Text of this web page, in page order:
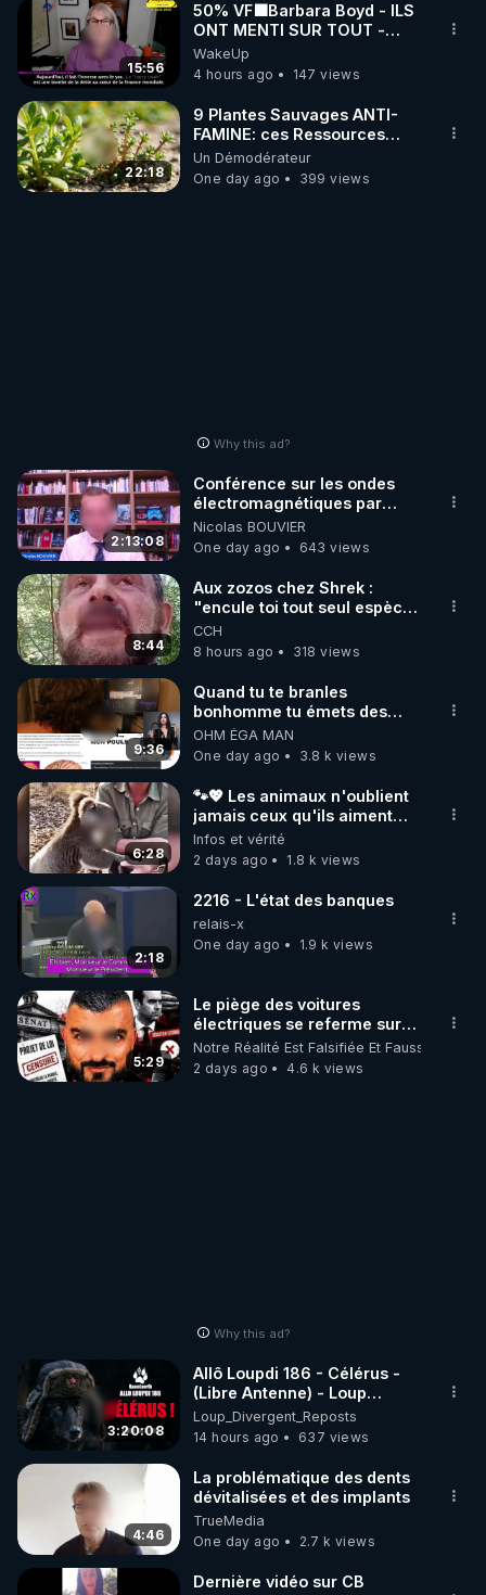
15:56
50% VF🟩Barbara Boyd - ILS
ONT MENTI SUR TOUT -
Jocelyne Traduction
WakeUp
4 hours ago
147 views
22:18
9 Plantes Sauvages ANTI-
FAMINE: ces Ressources
JARDIN&des Haies
Un Démodérateur
One day ago
399 views
Why this ad?
2:13:08
Conférence sur les ondes
électromagnétiques par
Grégoire Caustru et Bart de
Wever !
Nicolas BOUVIER
One day ago
643 views
8:44
Aux zozos chez Shrek :
"encule toi tout seul espèce
de mal polish"
CCH
8 hours ago
318 views
9:36
Quand tu te branles
bonhomme tu émets des
ondes ils ont juste omis de
t'expliquer
OHM ÉGA MAN
One day ago
3.8 k views
6:28
🐾💖 Les animaux n'oublient
jamais ceux qu'ils aiment…
🥹❤️
Infos et vérité
2 days ago
1.8 k views
2:18
2216 - L'état des banques
relais-x
One day ago
1.9 k views
5:29
Le piège des voitures
électriques se referme sur
les usagers !
Notre Réalité Est Falsifiée Et Fausse
2 days ago
4.6 k views
Why this ad?
3:20:08
Allô Loupdi 186 - Célérus -
(Libre Antenne) - Loup
Divergent 2026.08.06
Loup_Divergent_Reposts
14 hours ago
637 views
4:46
La problématique des dents
dévitalisées et des implants
TrueMedia
One day ago
2.7 k views
Dernière vidéo sur CB